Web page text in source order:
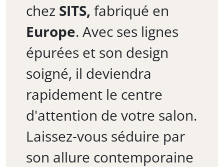
chez SITS, fabriqué en
Europe. Avec ses lignes
épurées et son design
soigné, il deviendra
rapidement le centre
d'attention de votre salon.
Laissez-vous séduire par
son allure contemporaine